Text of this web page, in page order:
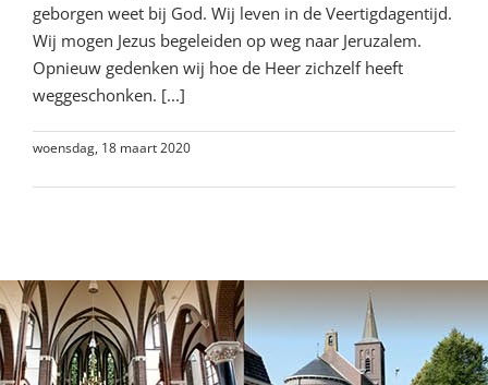
geborgen weet bij God. Wij leven in de Veertigdagentijd.
Wij mogen Jezus begeleiden op weg naar Jeruzalem.
Opnieuw gedenken wij hoe de Heer zichzelf heeft
weggeschonken. [...]
woensdag, 18 maart 2020